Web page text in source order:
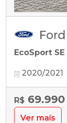
Ford
EcoSport SE
2020/2021
R$ 69.990
Ver mais